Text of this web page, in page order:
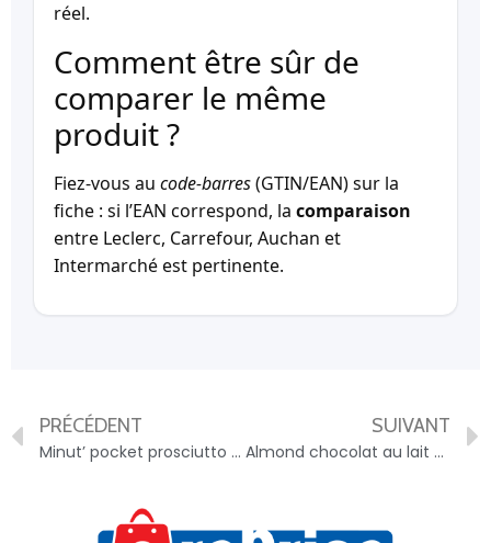
réel.
Comment être sûr de
comparer le même
produit ?
Fiez-vous au code-barres(GTIN/EAN) sur la
fiche : si l’EAN correspond, la comparaison
entre Leclerc, Carrefour, Auchan et
Intermarché est pertinente.
PRÉCÉDENT
Minut’ pocket prosciutto formaggio – 3560071474713
SUIVANT
Almond chocolat au lait et amandes, cœur vanille – 3560071251499